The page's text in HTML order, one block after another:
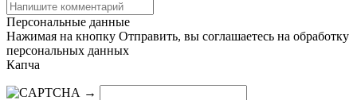
Персональные данные
Нажимая на кнопку Отправить, вы соглашаетесь на обработку
персональных данных
Капча
→